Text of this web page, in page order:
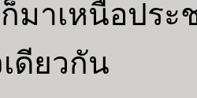
ก็มาเหนือปร
ดียวกัน